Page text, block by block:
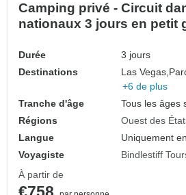
Camping privé - Circuit
nationaux 3 jours en petit
Durée
3 jours
Destinations
Las Vegas,
+6 de plus
Tranche d'âge
Tous les âges
Régions
Ouest des
Langue
Uniquement
Voyagiste
Bindlestiff
À partir de